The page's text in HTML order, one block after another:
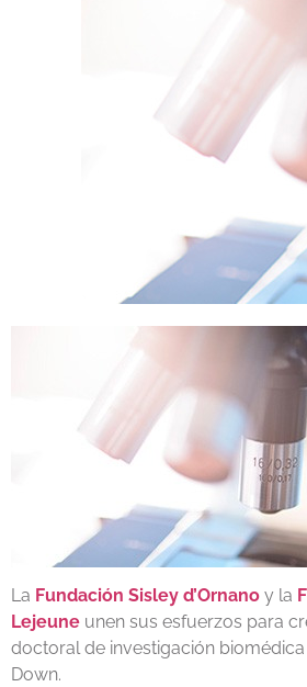
La Fundación Sisley d’Ornano y la
Lejeune unen sus esfuerzos para
doctoral de investigación
Down.